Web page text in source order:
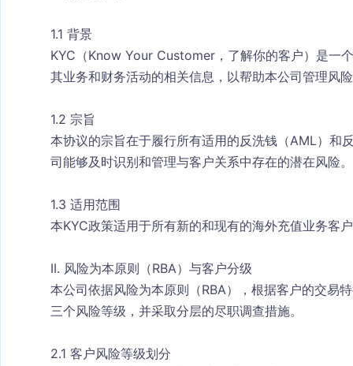
1.1 背景
KYC（Know Your Customer，了解你的客户）是一
其业务和财务活动的相关信息，以帮助本公司管理风
1.2 宗旨
本协议的宗旨在于履行所有适用的反洗钱（AML）和
司能够及时识别和管理与客户关系中存在的潜在风险。
1.3 适用范围
本KYC政策适用于所有新的和现有的海外充值业务客
II. 风险为本原则（RBA）与客户分级
本公司依据风险为本原则（RBA），根据客户的交易
三个风险等级，并采取分层的尽职调查措施。
2.1 客户风险等级划分